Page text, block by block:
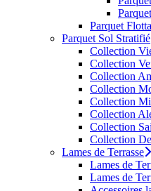
Parquet
Parquet Sol Stratifié
Collection
Collection
Collection
Collection
Collection
Collection
Collection
Collection
Lames de Terrasse
Lames de
Lames de